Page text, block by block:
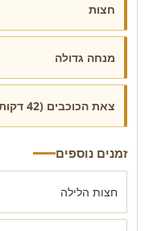
חצות
מנחה גדולה
צאת הכוכבים (42 דקות)
זמנים נוספים
חצות הלילה